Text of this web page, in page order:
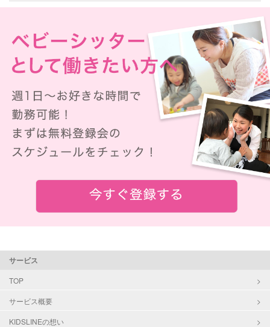
サービス
TOP
サービス概要
KIDSLINEの想い